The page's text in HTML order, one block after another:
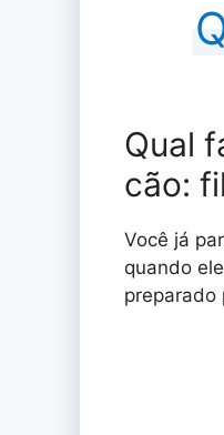
Qual
cão:
Você já
quando
preparado